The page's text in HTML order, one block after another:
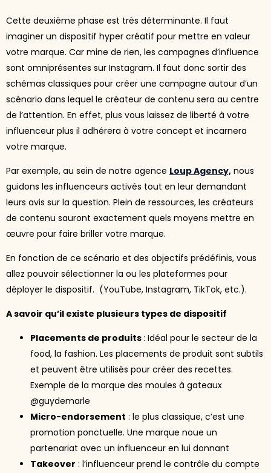
Cette deuxième phase est très déterminante. Il faut
imaginer un dispositif hyper créatif pour mettre en valeur
votre marque. Car mine de rien, les campagnes d’influence
sont omniprésentes sur Instagram. Il faut donc sortir des
schémas classiques pour créer une campagne autour d’un
scénario dans lequel le créateur de contenu sera au centre
de l’attention. En effet, plus vous laissez de liberté à votre
influenceur plus il adhérera à votre concept et incarnera
votre marque.
Par exemple, au sein de notre agence Loup Agency, nous
guidons les influenceurs activés tout en leur demandant
leurs avis sur la question. Plein de ressources, les créateurs
de contenu sauront exactement quels moyens mettre en
œuvre pour faire briller votre marque.
En fonction de ce scénario et des objectifs prédéfinis, vous
allez pouvoir sélectionner la ou les plateformes pour
déployer le dispositif. (YouTube, Instagram, TikTok, etc.).
A savoir qu’il existe plusieurs types de dispositif
Placements de produits: Idéal pour le secteur de la
food, la fashion. Les placements de produit sont subtils
et peuvent être utilisés pour créer des recettes.
Exemple de la marque des moules à gateaux
@guydemarle
Micro-endorsement : le plus classique, c’est une
promotion ponctuelle. Une marque noue un
partenariat avec un influenceur en lui donnant
Takeover : l’influenceur prend le contrôle du compte